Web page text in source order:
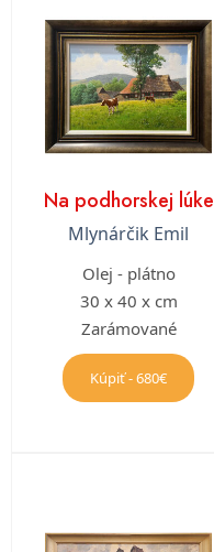
Na podhorskej lúke
Mlynárčik Emil
Olej - plátno
30 x 40 x cm
Zarámované
Kúpiť - 680€